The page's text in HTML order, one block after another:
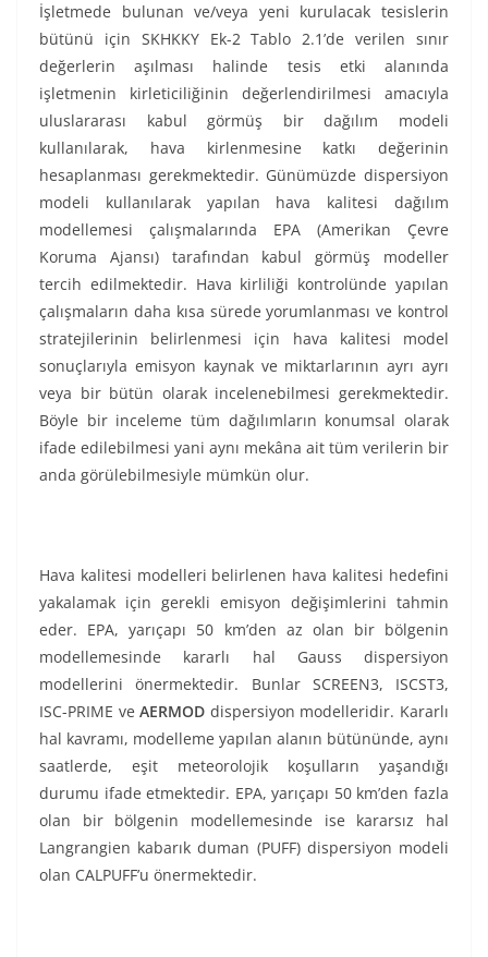
İşletmede bulunan ve/veya yeni kurulacak tesislerin
bütünü için SKHKKY Ek-2 Tablo 2.1’de verilen sınır
değerlerin aşılması halinde tesis etki alanında
işletmenin kirleticiliğinin değerlendirilmesi amacıyla
uluslararası kabul görmüş bir dağılım modeli
kullanılarak, hava kirlenmesine katkı değerinin
hesaplanması gerekmektedir. Günümüzde dispersiyon
modeli kullanılarak yapılan hava kalitesi dağılım
modellemesi çalışmalarında EPA (Amerikan Çevre
Koruma Ajansı) tarafından kabul görmüş modeller
tercih edilmektedir. Hava kirliliği kontrolünde yapılan
çalışmaların daha kısa sürede yorumlanması ve kontrol
stratejilerinin belirlenmesi için hava kalitesi model
sonuçlarıyla emisyon kaynak ve miktarlarının ayrı ayrı
veya bir bütün olarak incelenebilmesi gerekmektedir.
Böyle bir inceleme tüm dağılımların konumsal olarak
ifade edilebilmesi yani aynı mekâna ait tüm verilerin bir
anda görülebilmesiyle mümkün olur.
Hava kalitesi modelleri belirlenen hava kalitesi hedefini
yakalamak için gerekli emisyon değişimlerini tahmin
eder. EPA, yarıçapı 50 km’den az olan bir bölgenin
modellemesinde kararlı hal Gauss dispersiyon
modellerini önermektedir. Bunlar SCREEN3, ISCST3,
ISC-PRIME veAERMOD dispersiyon modelleridir. Kararlı
hal kavramı, modelleme yapılan alanın bütününde, aynı
saatlerde, eşit meteorolojik koşulların yaşandığı
durumu ifade etmektedir. EPA, yarıçapı 50 km’den fazla
olan bir bölgenin modellemesinde ise kararsız hal
Langrangien kabarık duman (PUFF) dispersiyon modeli
olan CALPUFF’u önermektedir.